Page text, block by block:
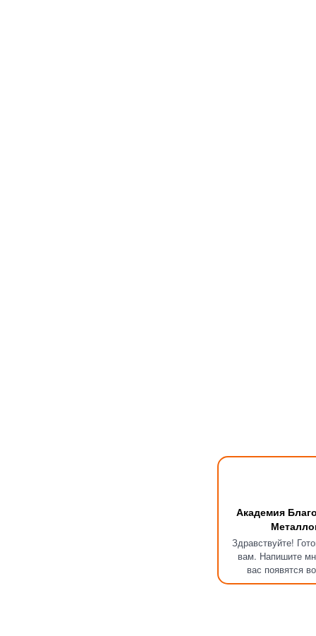
Академия
Здравствуйте!
вам. Напишите
вас появятся